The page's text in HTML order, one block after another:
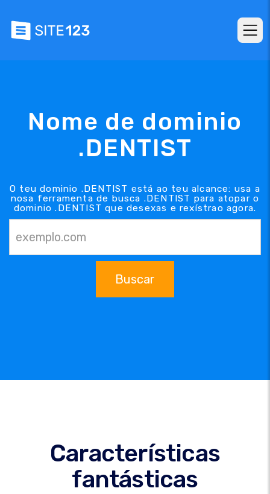
Nome de dominio
.DENTIST
O teu dominio .DENTIST está ao teu alcance: usa a
nosa ferramenta de busca .DENTIST para atopar o
dominio .DENTIST que desexas e rexístrao agora.
Buscar
Características
fantásticas